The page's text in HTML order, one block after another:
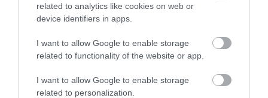
related to analytics like cookies on web or
device identifiers in apps.
I want to allow Google to enable storage
related to functionality of the website or app.
I want to allow Google to enable storage
related to personalization.
pékség pékáru